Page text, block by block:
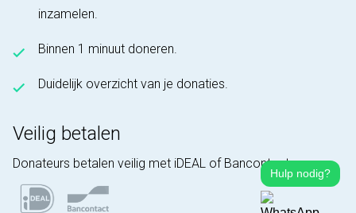
inzamelen.
Binnen 1 minuut doneren.
Duidelijk overzicht van je donaties.
Veilig betalen
Donateurs betalen veilig met iDEAL of Bancontact.
Hulp nodig?